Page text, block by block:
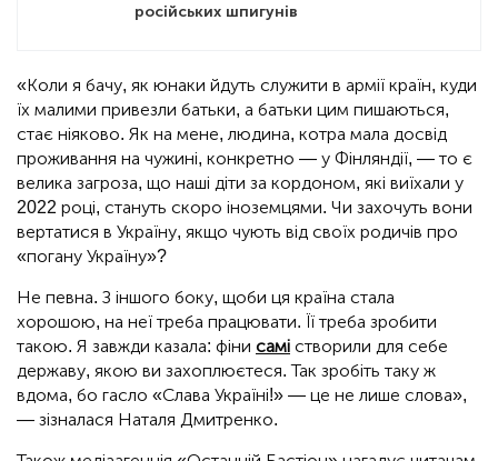
російських шпигунів
«Коли я бачу, як юнаки йдуть служити в армії країн, куди
їх малими привезли батьки, а батьки цим пишаються,
стає ніяково. Як на мене, людина, котра мала досвід
проживання на чужині, конкретно — у Фінляндії, — то є
велика загроза, що наші діти за кордоном, які виїхали у
2022 році, стануть скоро іноземцями. Чи захочуть вони
вертатися в Україну, якщо чують від своїх родичів про
«погану Україну»?
Не певна. З іншого боку, щоби ця країна стала
хорошою, на неї треба працювати. Її треба зробити
такою. Я завжди казала: фіни самі створили для себе
державу, якою ви захоплюєтеся. Так зробіть таку ж
вдома, бо гасло «Слава Україні!» — це не лише слова»,
— зізналася Наталя Дмитренко.